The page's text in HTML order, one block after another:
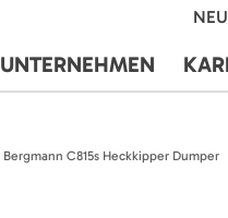
UNTERNEHMEN
Bergmann C815s Heckkipper Dumper